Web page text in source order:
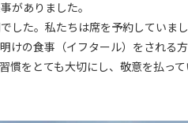
がありました。
でした。私たちは席を予約していま
けの食事（イフタール）をされる
慣をとても大切にし、敬意を払っ